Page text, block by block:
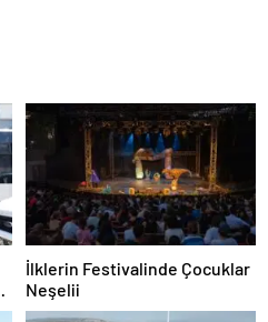
İlklerin Festivalinde Çocuklar
Neşelii